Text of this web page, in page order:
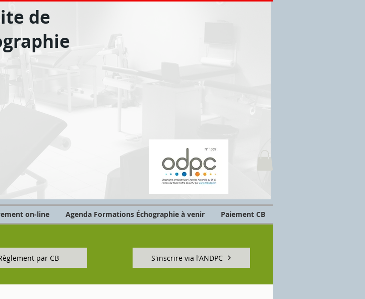
de
on-line Agenda Formations Échographie à venir Paiement CB
par CB S'inscrire via l'ANDPC